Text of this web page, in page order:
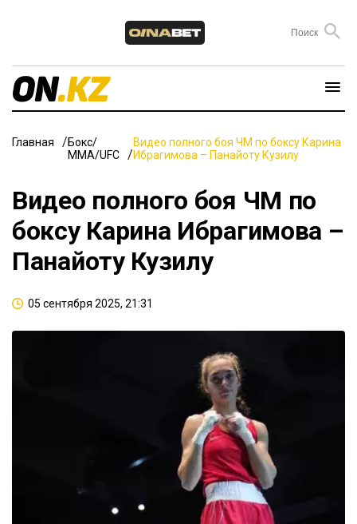
Главная
Бокс/
ММА/UFC
Видео полного боя ЧМ по боксу Карина
Ибрагимова – Панайоту Кузилу
Видео полного боя ЧМ по
боксу Карина Ибрагимова –
Панайоту Кузилу
05 сентября 2025, 21:31